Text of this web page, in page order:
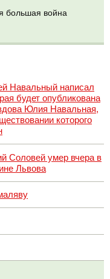
большая война
Навальный написал
будет опубликована
Юлия Навальная,
которого
Соловей умер вчера в
Львова